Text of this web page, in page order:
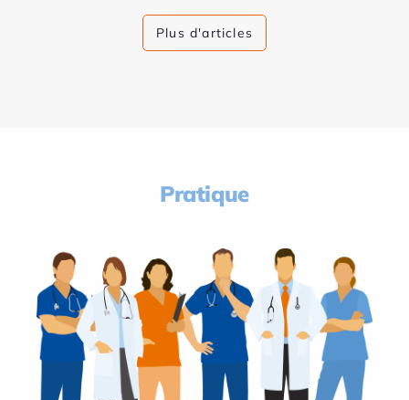
Plus d'articles
Pratique